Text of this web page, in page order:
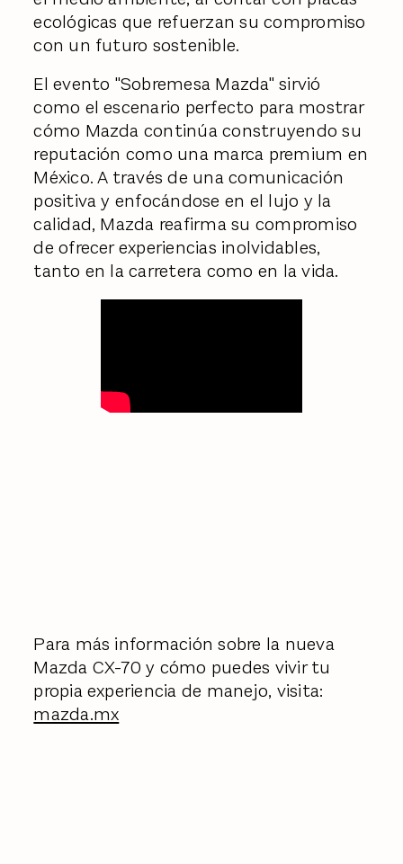
ecológicas que refuerzan su compromiso
con un futuro sostenible.
El evento "Sobremesa Mazda" sirvió
como el escenario perfecto para mostrar
cómo Mazda continúa construyendo su
reputación como una marca premium en
México. A través de una comunicación
positiva y enfocándose en el lujo y la
calidad, Mazda reafirma su compromiso
de ofrecer experiencias inolvidables,
tanto en la carretera como en la vida.
Para más información sobre la nueva
Mazda CX-70 y cómo puedes vivir tu
propia experiencia de manejo, visita:
mazda.mx